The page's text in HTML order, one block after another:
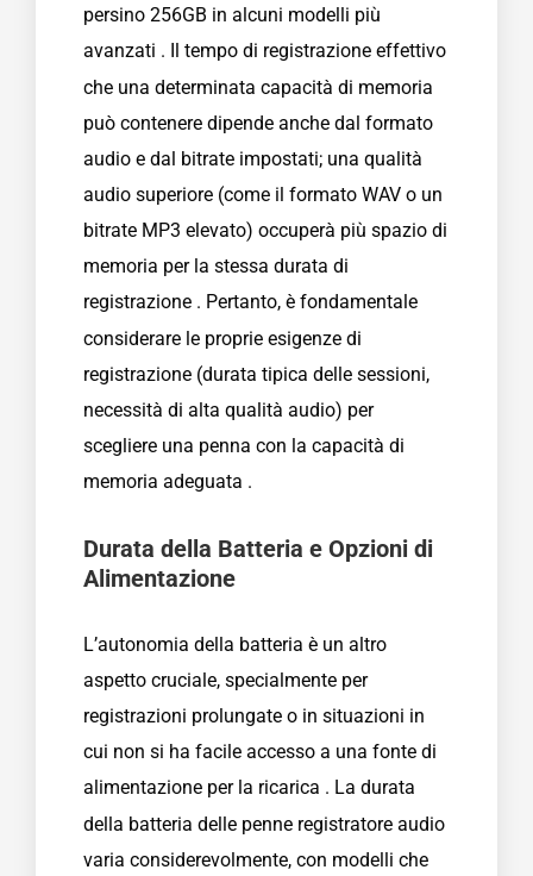
persino 256GB in alcuni modelli più
avanzati . Il tempo di registrazione effettivo
che una determinata capacità di memoria
può contenere dipende anche dal formato
audio e dal bitrate impostati; una qualità
audio superiore (come il formato WAV o un
bitrate MP3 elevato) occuperà più spazio di
memoria per la stessa durata di
registrazione . Pertanto, è fondamentale
considerare le proprie esigenze di
registrazione (durata tipica delle sessioni,
necessità di alta qualità audio) per
scegliere una penna con la capacità di
memoria adeguata .
Durata della Batteria e Opzioni di
Alimentazione
L’autonomia della batteria è un altro
aspetto cruciale, specialmente per
registrazioni prolungate o in situazioni in
cui non si ha facile accesso a una fonte di
alimentazione per la ricarica . La durata
della batteria delle penne registratore audio
varia considerevolmente, con modelli che